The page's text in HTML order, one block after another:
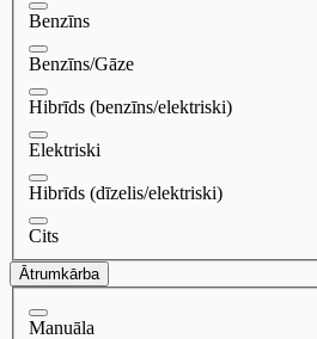
Benzīns
Benzīns/Gāze
Hibrīds (benzīns/elektriski)
Elektriski
Hibrīds (dīzelis/elektriski)
Cits
Ātrumkārba
Manuāla